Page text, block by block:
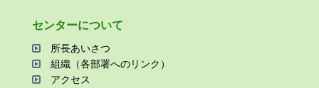
センターについて
所⻑あいさつ
組織（各部署へのリンク）
アクセス